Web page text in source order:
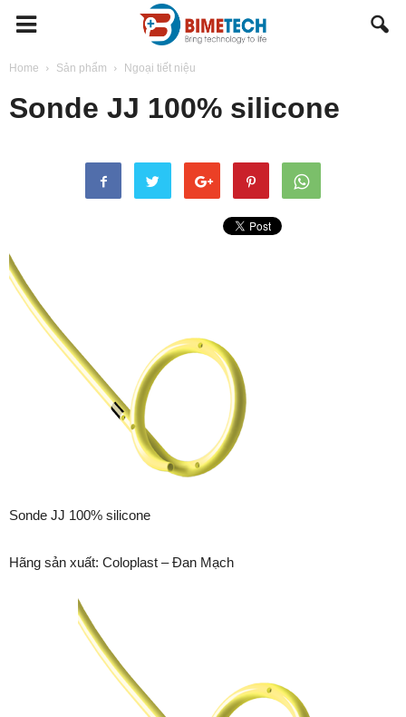
BIMETECH
Home Sản phẩm Ngoại tiết niệu
Sonde JJ 100% silicone
Sonde JJ 100% silicone
Hãng sản xuất: Coloplast – Đan Mạch